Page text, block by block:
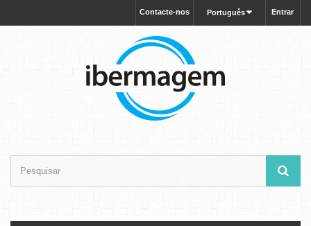
Entrar
Português
Contacte-nos